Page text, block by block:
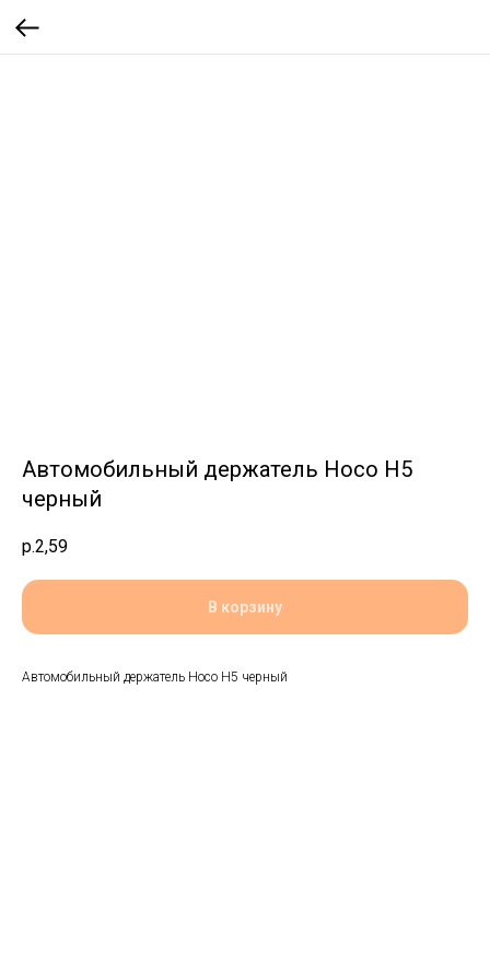
Автомобильный держатель Hoco H5
черный
р.2,59
В корзину
Автомобильный держатель Hoco H5 черный